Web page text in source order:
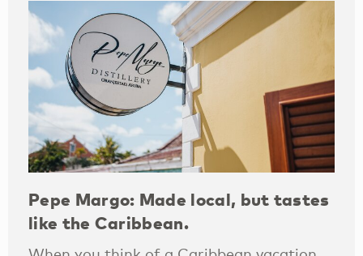
Pepe Margo: Made local, but tastes
like the Caribbean.